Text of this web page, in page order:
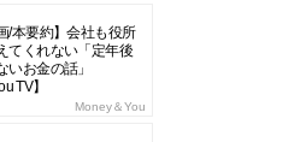
/本要約】会社も役所
てくれない「定年後
いお金の話」
TV】
Money＆You